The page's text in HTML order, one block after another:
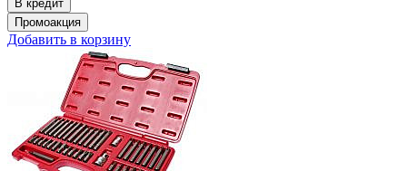
Добавить в корзину